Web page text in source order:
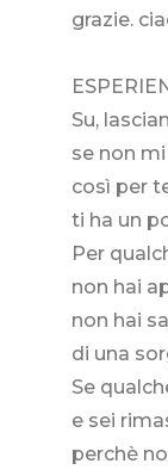
grazie.
Su,
se non
così per
ti ha un
Per
non hai
non hai
di una
Se
e sei
perchè